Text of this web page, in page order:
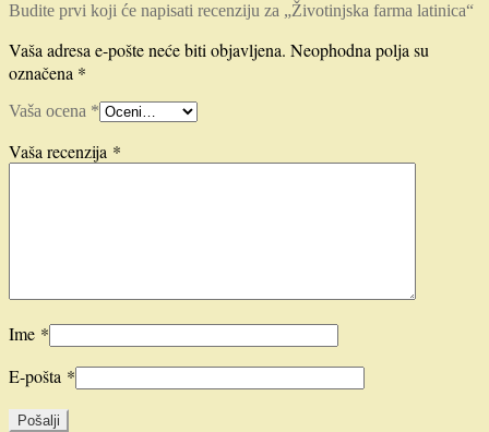
Budite prvi koji će napisati recenziju za „Životinjska farma latinica“
Vaša adresa e-pošte neće biti objavljena. Neophodna polja su
označena *
Vaša ocena *
Vaša recenzija *
Ime *
E-pošta *